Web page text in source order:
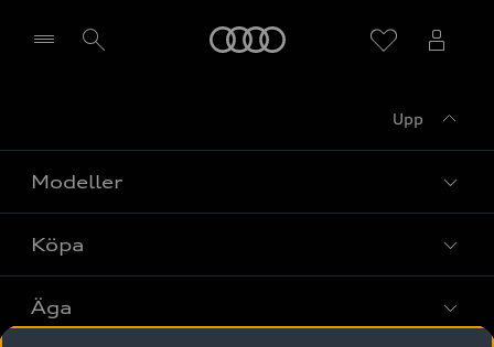
Upp
Modeller
Alla modeller
Elbilar
Köpa
Privaterbjudanden
Äga